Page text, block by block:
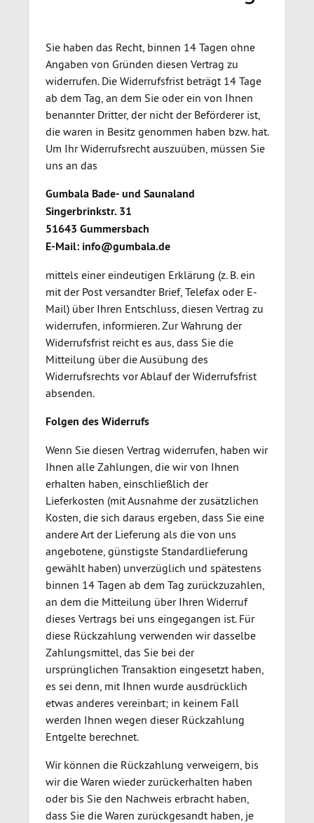
Sie haben das Recht, binnen 14 Tagen ohne
Angaben von Gründen diesen Vertrag zu
widerrufen. Die Widerrufsfrist beträgt 14 Tage
ab dem Tag, an dem Sie oder ein von Ihnen
benannter Dritter, der nicht der Beförderer ist,
die waren in Besitz genommen haben bzw. hat.
Um Ihr Widerrufsrecht auszuüben, müssen Sie
uns an das
Gumbala Bade- und Saunaland
Singerbrinkstr. 31
51643 Gummersbach
E-Mail: info@gumbala.de
mittels einer eindeutigen Erklärung (z. B. ein
mit der Post versandter Brief, Telefax oder E-
Mail) über Ihren Entschluss, diesen Vertrag zu
widerrufen, informieren. Zur Wahrung der
Widerrufsfrist reicht es aus, dass Sie die
Mitteilung über die Ausübung des
Widerrufsrechts vor Ablauf der Widerrufsfrist
absenden.
Folgen des Widerrufs
Wenn Sie diesen Vertrag widerrufen, haben wir
Ihnen alle Zahlungen, die wir von Ihnen
erhalten haben, einschließlich der
Lieferkosten (mit Ausnahme der zusätzlichen
Kosten, die sich daraus ergeben, dass Sie eine
andere Art der Lieferung als die von uns
angebotene, günstigste Standardlieferung
gewählt haben) unverzüglich und spätestens
binnen 14 Tagen ab dem Tag zurückzuzahlen,
an dem die Mitteilung über Ihren Widerruf
dieses Vertrags bei uns eingegangen ist. Für
diese Rückzahlung verwenden wir dasselbe
Zahlungsmittel, das Sie bei der
ursprünglichen Transaktion eingesetzt haben,
es sei denn, mit Ihnen wurde ausdrücklich
etwas anderes vereinbart; in keinem Fall
werden Ihnen wegen dieser Rückzahlung
Entgelte berechnet.
Wir können die Rückzahlung verweigern, bis
wir die Waren wieder zurückerhalten haben
oder bis Sie den Nachweis erbracht haben,
dass Sie die Waren zurückgesandt haben, je